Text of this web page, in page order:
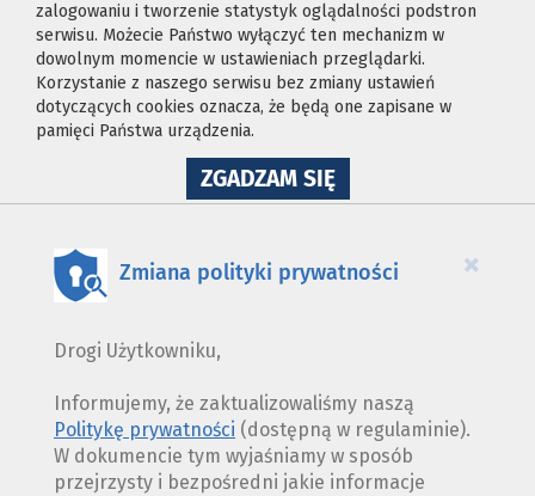
zalogowaniu i tworzenie statystyk oglądalności podstron
serwisu. Możecie Państwo wyłączyć ten mechanizm w
dowolnym momencie w ustawieniach przeglądarki.
Korzystanie z naszego serwisu bez zmiany ustawień
dotyczących cookies oznacza, że będą one zapisane w
pamięci Państwa urządzenia.
ZGADZAM SIĘNA
WYKORZYSTANIE
×
Zmiana polityki prywatności
Drogi Użytkowniku,
Informujemy, że zaktualizowaliśmy naszą
Politykę prywatności (dostępną w regulaminie).
W dokumencie tym wyjaśniamy w sposób
przejrzysty i bezpośredni jakie informacje